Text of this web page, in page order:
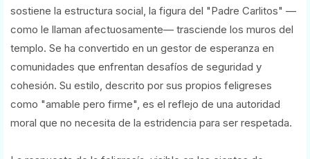
sostiene la estructura social, la figura del "Padre Carlitos" —
como le llaman afectuosamente— trasciende los muros del
templo. Se ha convertido en un gestor de esperanza en
comunidades que enfrentan desafíos de seguridad y
cohesión. Su estilo, descrito por sus propios feligreses
como "amable pero firme", es el reflejo de una autoridad
moral que no necesita de la estridencia para ser respetada.